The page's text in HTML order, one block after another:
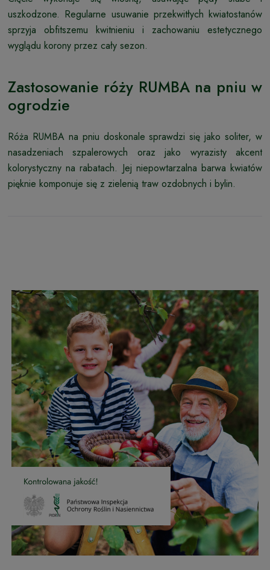
uszkodzone. Regularne usuwanie przekwitłych kwiatostanów
sprzyja obfitszemu kwitnieniu i zachowaniu estetycznego
wyglądu korony przez cały sezon.
Zastosowanie róży RUMBA na pniu w
ogrodzie
Róża RUMBA na pniu doskonale sprawdzi się jako soliter, w
nasadzeniach szpalerowych oraz jako wyrazisty akcent
kolorystyczny na rabatach. Jej niepowtarzalna barwa kwiatów
pięknie komponuje się z zielenią traw ozdobnych i bylin.